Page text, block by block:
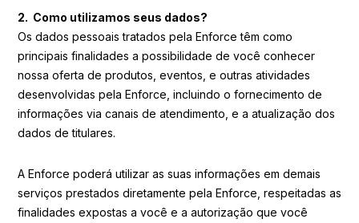
2. Como utilizamos seus dados?
Os dados pessoais tratados pela Enforce têm como
principais finalidades a possibilidade de você conhecer
nossa oferta de produtos, eventos, e outras atividades
desenvolvidas pela Enforce, incluindo o fornecimento de
informações via canais de atendimento, e a atualização dos
dados de titulares.
A Enforce poderá utilizar as suas informações em demais
serviços prestados diretamente pela Enforce, respeitadas as
finalidades expostas a você e a autorização que você